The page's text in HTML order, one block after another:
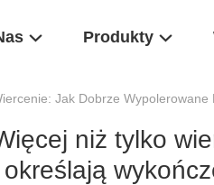
Produkty
Jak Dobrze
niż tylko
określają